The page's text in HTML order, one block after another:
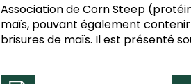
Association de Corn Steep
maïs, pouvant également
brisures de maïs. Il est présenté